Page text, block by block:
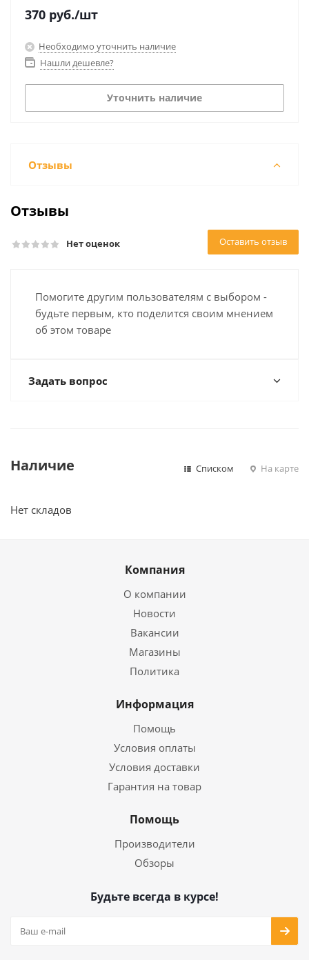
370 руб./шт
Необходимо уточнить наличие
Нашли дешевле?
Уточнить наличие
Отзывы
Отзывы
Нет оценок Оставить отзыв
Помогите другим пользователям с выбором -
будьте первым, кто поделится своим мнением
об этом товаре
Задать вопрос
Наличие Списком На карте
Нет складов
Компания
О компании
Новости
Вакансии
Магазины
Политика
Информация
Помощь
Условия оплаты
Условия доставки
Гарантия на товар
Помощь
Производители
Обзоры
Будьте всегда в курсе!